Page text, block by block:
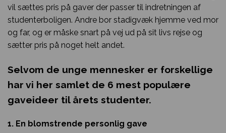
vil sættes pris på gaver der passer til indretningen af
studenterboligen. Andre bor stadigvæk hjemme ved mor
og far, og er måske snart på vej ud på sit livs rejse og
sætter pris på noget helt andet.
Selvom de unge mennesker er forskellige
har vi her samlet de 6 mest populære
gaveideer til årets studenter.
1. En blomstrende personlig gave